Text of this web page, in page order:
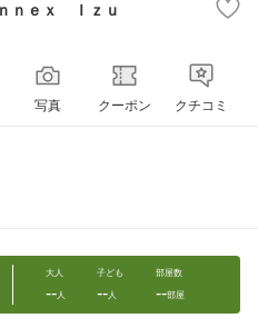
ｎｅｘ Ｉｚｕ
写真 クーポン クチコミ
大人
--人
子ども
--人
部屋数
--部屋